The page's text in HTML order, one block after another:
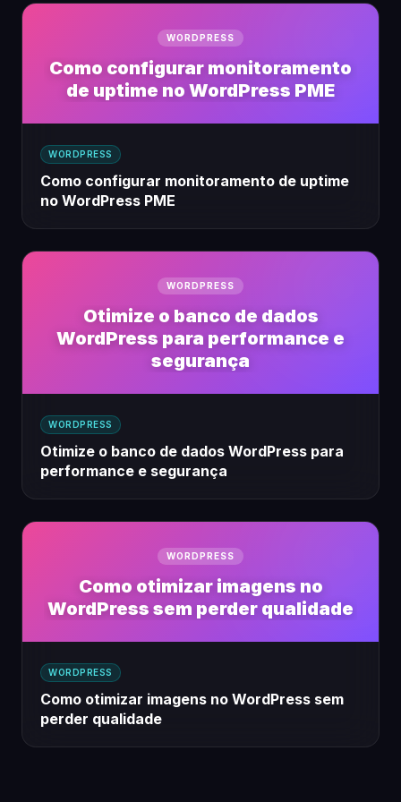
WORDPRESS
Como configurar monitoramento
de uptime no WordPress PME
WORDPRESS
Como configurar monitoramento de uptime
no WordPress PME
WORDPRESS
Otimize o banco de dados
WordPress para performance e
segurança
WORDPRESS
Otimize o banco de dados WordPress para
performance e segurança
WORDPRESS
Como otimizar imagens no
WordPress sem perder qualidade
WORDPRESS
Como otimizar imagens no WordPress sem
perder qualidade